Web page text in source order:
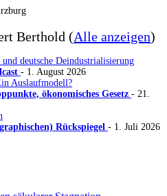
Berthold (Alle anzeigen)
deutsche Deindustrialisierung
- 1. August 2026
Auslaufmodell?
ökonomisches Gesetz - 21.
Rückspiegel - 1. Juli 2026